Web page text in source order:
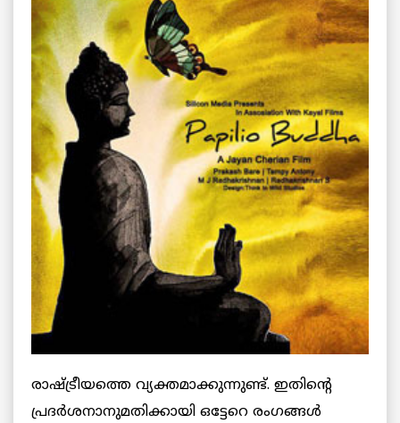
രാഷ്ട്രീയത്തെ വ്യക്തമാക്കുന്നുണ്ട്. ഇതിന്റെ
പ്രദര്‍ശനാനുമതിക്കായി ഒട്ടേറെ രംഗങ്ങള്‍